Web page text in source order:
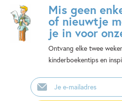
Mis geen
of nieuwtje
je in voor
Ontvang elke twee
kinderboekentips en
E-
mailadres